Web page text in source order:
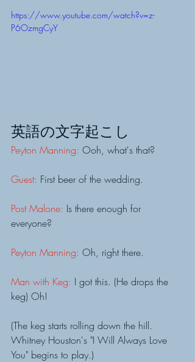
https://www.youtube.com/watch?v=z-
P6OzmgCyY
英語の文字起こし
Peyton Manning: Ooh, what's that?
Guest: First beer of the wedding.
Post Malone: Is there enough for
everyone?
Peyton Manning: Oh, right there.
Man with Keg: I got this. (He drops the
keg) Oh!
(The keg starts rolling down the hill.
Whitney Houston's "I Will Always Love
You" begins to play.)